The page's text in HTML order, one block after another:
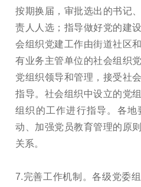
按期换届，审批选出的书记
责人人选；指导做好党的建
会组织党建工作由街道社区
有业务主管单位的社会组织
党组织领导和管理，接受社
指导。社会组织中设立的党
组织的工作进行指导。各
动、加强党员教育管理的原
关系。
7.完善工作机制。各级党委